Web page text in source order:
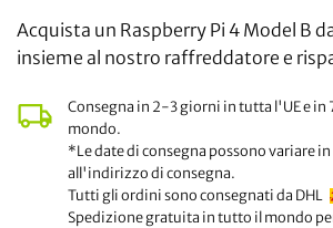
a
Acquista un Raspberry Pi 4 Model B
insieme al nostro raffreddatore e
Consegna in 2-3 giorni in tutta l'UE e
mondo.
*Le date di consegna possono variare
all'indirizzo di consegna.
Tutti gli ordini sono consegnati da DHL
Spedizione gratuita in tutto il mondo